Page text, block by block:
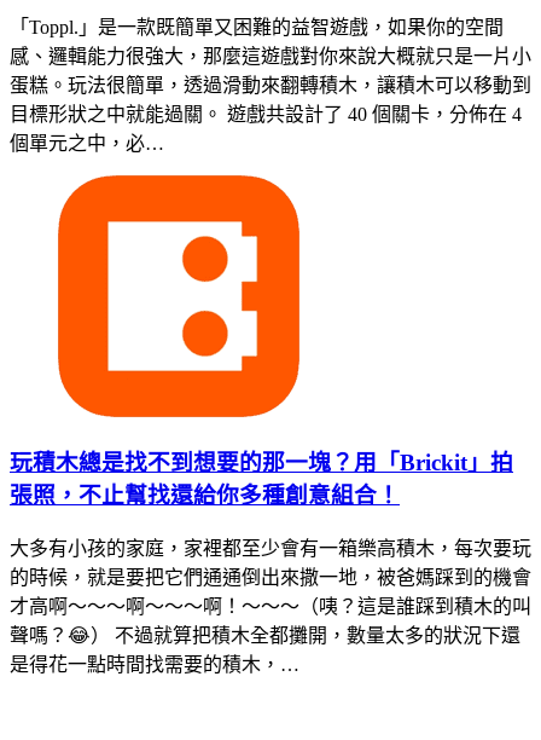
「Toppl.」是一款既簡單又困難的益智遊戲，如果你的空間
感、邏輯能力很強大，那麼這遊戲對你來說大概就只是一片小
蛋糕。玩法很簡單，透過滑動來翻轉積木，讓積木可以移動到
目標形狀之中就能過關。 遊戲共設計了 40 個關卡，分佈在 4
個單元之中，必…
玩積木總是找不到想要的那一塊？用「Brickit」拍
張照，不止幫找還給你多種創意組合！
大多有小孩的家庭，家裡都至少會有一箱樂高積木，每次要玩
的時候，就是要把它們通通倒出來撒一地，被爸媽踩到的機會
才高啊～～～啊～～～啊！～～～（咦？這是誰踩到積木的叫
聲嗎？😂） 不過就算把積木全都攤開，數量太多的狀況下還
是得花一點時間找需要的積木，…